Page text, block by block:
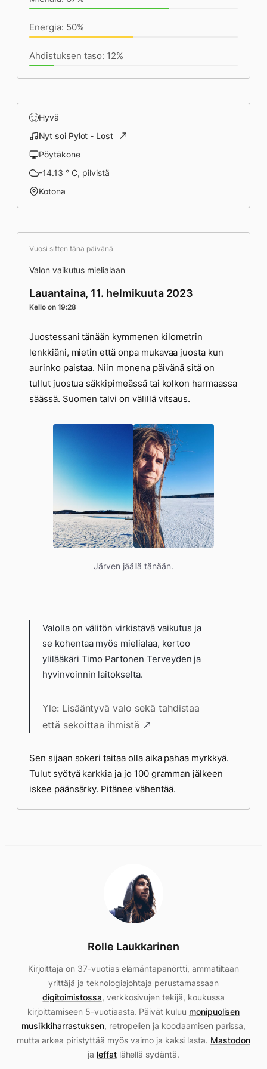
Energia: 50%
Ahdistuksen taso: 12%
Hyvä
Nyt soi Pylot - Lost
Pöytäkone
-14.13 ° C, pilvistä
Kotona
Vuosi sitten tänä päivänä
Valon vaikutus mielialaan
Lauantaina, 11. helmikuuta 2023
Kello on 19:28
Juostessani tänään kymmenen kilometrin
lenkkiäni, mietin että onpa mukavaa juosta kun
aurinko paistaa. Niin monena päivänä sitä on
tullut juostua säkkipimeässä tai kolkon harmaassa
säässä. Suomen talvi on välillä vitsaus.
Järven jäällä tänään.
Valolla on välitön virkistävä vaikutus ja
se kohentaa myös mielialaa, kertoo
ylilääkäri Timo Partonen Terveyden ja
hyvinvoinnin laitokselta.
Yle: Lisääntyvä valo sekä tahdistaa
että sekoittaa ihmistä
Sen sijaan sokeri taitaa olla aika pahaa myrkkyä.
Tulut syötyä karkkia ja jo 100 gramman jälkeen
iskee päänsärky. Pitänee vähentää.
Rolle Laukkarinen
Kirjoittaja on 37-vuotias elämäntapanörtti, ammatiltaan
yrittäjä ja teknologiajohtaja perustamassaan
digitoimistossa, verkkosivujen tekijä, koukussa
kirjoittamiseen 5-vuotiaasta. Päivät kuluu monipuolisen
musiikkiharrastuksen, retropelien ja koodaamisen parissa,
mutta arkea piristyttää myös vaimo ja kaksi lasta. Mastodon
ja leffatlähellä sydäntä.